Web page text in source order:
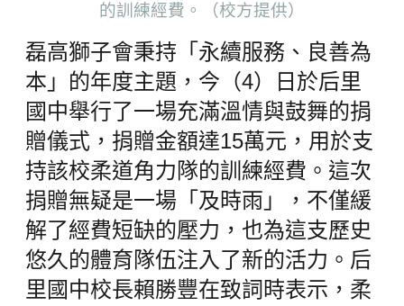
的訓練經費。（校方提供）
磊高獅子會秉持「永續服務、良善為
本」的年度主題，今（4）日於后里
國中舉行了一場充滿溫情與鼓舞的捐
贈儀式，捐贈金額達15萬元，用於支
持該校柔道角力隊的訓練經費。這次
捐贈無疑是一場「及時雨」，不僅緩
解了經費短缺的壓力，也為這支歷史
悠久的體育隊伍注入了新的活力。后
里國中校長賴勝豐在致詞時表示，柔